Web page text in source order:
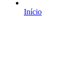
Início